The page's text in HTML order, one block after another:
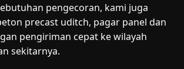
pengecoran, kami juga
precast uditch, pagar panel dan
pengiriman cepat ke wilayah
sekitarnya.